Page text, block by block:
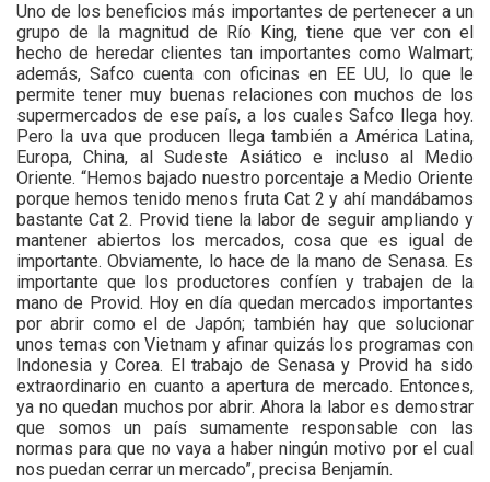
Uno de los beneficios más importantes de pertenecer a un
grupo de la magnitud de Río King, tiene que ver con el
hecho de heredar clientes tan importantes como Walmart;
además, Safco cuenta con oficinas en EE UU, lo que le
permite tener muy buenas relaciones con muchos de los
supermercados de ese país, a los cuales Safco llega hoy.
Pero la uva que producen llega también a América Latina,
Europa, China, al Sudeste Asiático e incluso al Medio
Oriente. “Hemos bajado nuestro porcentaje a Medio Oriente
porque hemos tenido menos fruta Cat 2 y ahí mandábamos
bastante Cat 2. Provid tiene la labor de seguir ampliando y
mantener abiertos los mercados, cosa que es igual de
importante. Obviamente, lo hace de la mano de Senasa. Es
importante que los productores confíen y trabajen de la
mano de Provid. Hoy en día quedan mercados importantes
por abrir como el de Japón; también hay que solucionar
unos temas con Vietnam y afinar quizás los programas con
Indonesia y Corea. El trabajo de Senasa y Provid ha sido
extraordinario en cuanto a apertura de mercado. Entonces,
ya no quedan muchos por abrir. Ahora la labor es demostrar
que somos un país sumamente responsable con las
normas para que no vaya a haber ningún motivo por el cual
nos puedan cerrar un mercado”, precisa Benjamín.